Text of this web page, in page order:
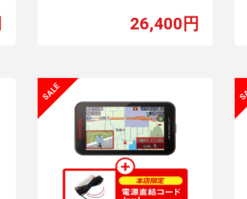
26,400円